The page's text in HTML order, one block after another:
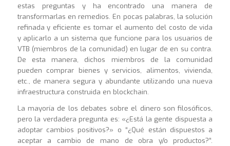
estas preguntas y ha encontrado una manera de
transformarlas en remedios. En pocas palabras, la solución
refinada y eficiente es tomar el aumento del costo de vida
y aplicarlo a un sistema que funcione para los usuarios de
VTB (miembros de la comunidad) en lugar de en su contra.
De esta manera, dichos miembros de la comunidad
pueden comprar bienes y servicios, alimentos, vivienda,
etc., de manera segura y abundante utilizando una nueva
infraestructura construida en blockchain.
La mayoría de los debates sobre el dinero son filosóficos,
pero la verdadera pregunta es: «¿Está la gente dispuesta a
adoptar cambios positivos?» o “¿Qué están dispuestos a
aceptar a cambio de mano de obra y/o productos?”.